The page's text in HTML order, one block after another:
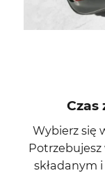
Czas
Wybierz się
Potrzebujesz
składanym